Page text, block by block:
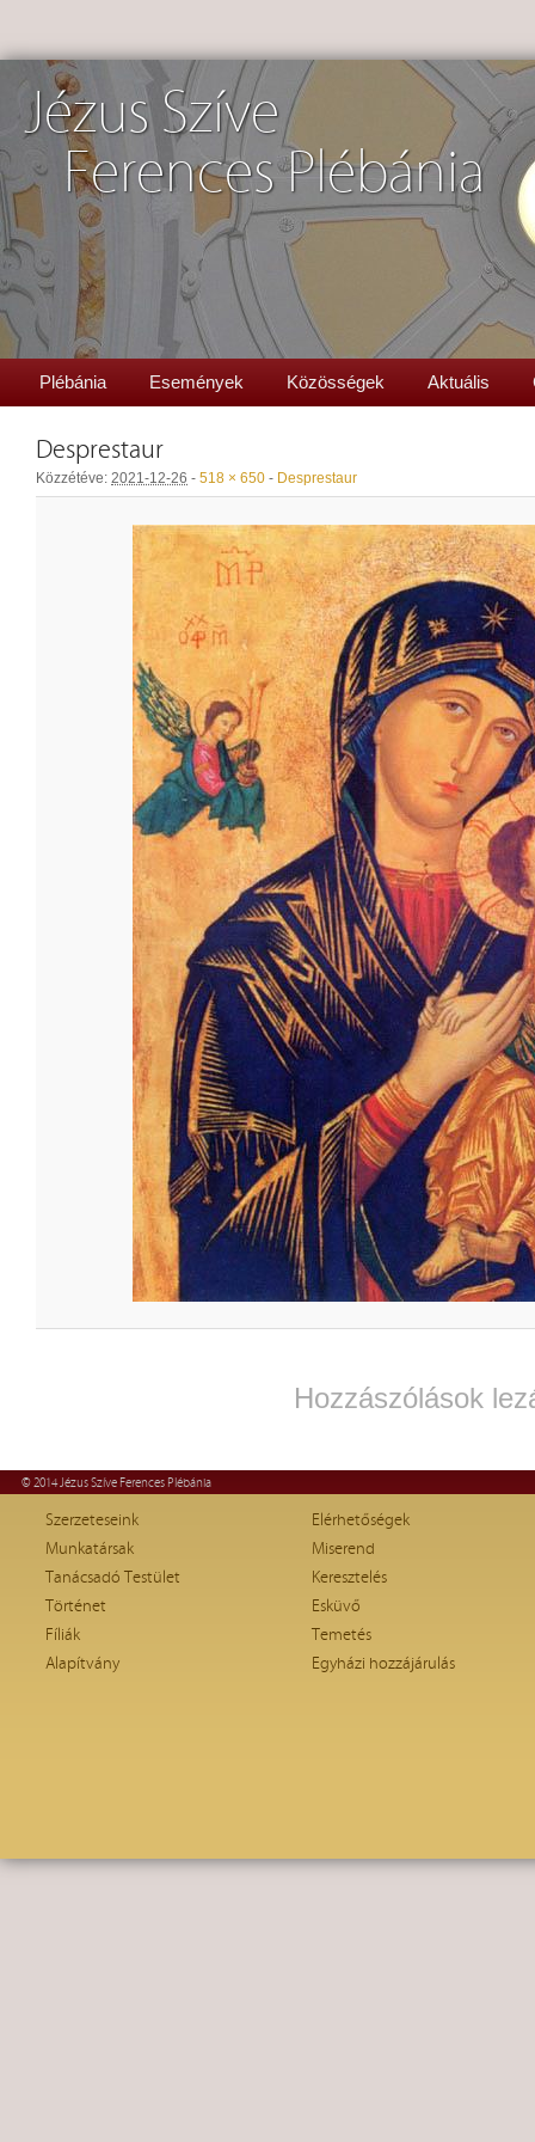
Jézus Szíve
Ferences Plébánia
Plébánia Események Közösségek Aktuális
Desprestaur
Közzétéve: 2021-12-26 - 518 × 650 - Desprestaur
Hozzászólások
© 2014 Jézus Szíve Ferences Plébánia
Szerzeteseink
Munkatársak
Tanácsadó Testület
Történet
Fíliák
Alapítvány
Elérhetőségek
Miserend
Keresztelés
Esküvő
Temetés
Egyházi hozzájárulás